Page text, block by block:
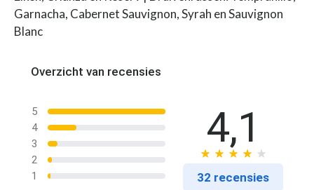
Garnacha, Cabernet Sauvignon, Syrah en Sauvignon
Blanc
Overzicht van recensies
5
4
3
2
1
4,1
32 recensies